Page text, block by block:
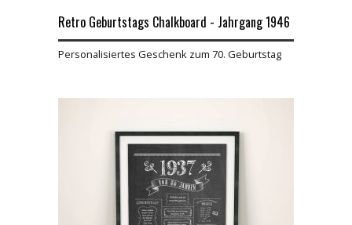
Retro Geburtstags Chalkboard - Jahrgang 1946
Personalisiertes Geschenk zum 70. Geburtstag